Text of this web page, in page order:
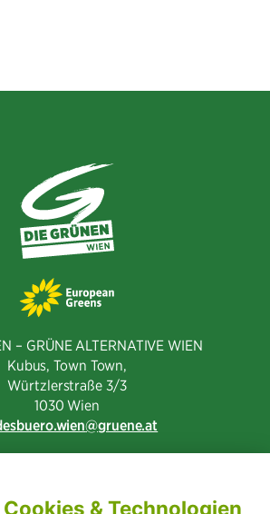
– GRÜNE ALTERNATIVE WIEN
Kubus, Town Town,
Würtzlerstraße 3/3​
1030 Wien
gruene.at